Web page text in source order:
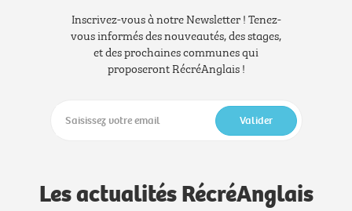
Inscrivez-vous à notre Newsletter ! Tenez-
vous informés des nouveautés, des stages,
et des prochaines communes qui
proposeront RécréAnglais !
Valider
Les actualités RécréAnglais